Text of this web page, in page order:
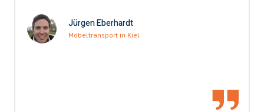
Jürgen Eberhardt
Möbeltransport in Kiel